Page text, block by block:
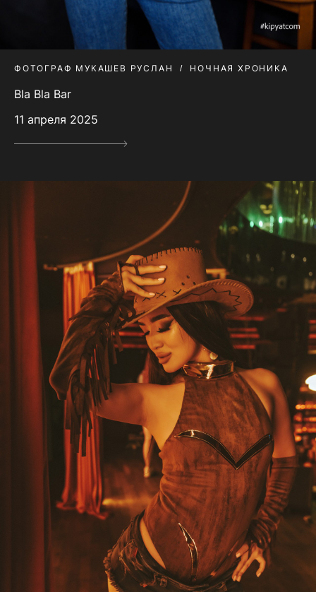
ФОТОГРАФ МУКАШЕВ РУСЛАН НОЧНАЯ ХРОНИКА
Bla Bla Bar
11 апреля 2025